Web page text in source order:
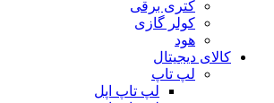
کتری برقی
کولر گازی
هود
کالای دیجیتال
لپ تاپ
لپ تاپ اپل